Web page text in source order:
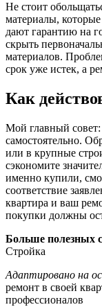
Не стоит
материалы,
дают гарантию на
скрыть
материалов.
срок уже истек, а
Как
Мой главный
самостоятельно.
или в крупные
сэкономите
именно купили,
соответствие
квартира и ваш
покупки должны
Больше полезных
Стройка
Адаптировано на
ремонт в своей
профессионалов